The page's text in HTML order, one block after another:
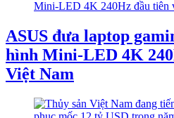
ASUS đưa laptop
hình Mini-LED 4K
Việt Nam